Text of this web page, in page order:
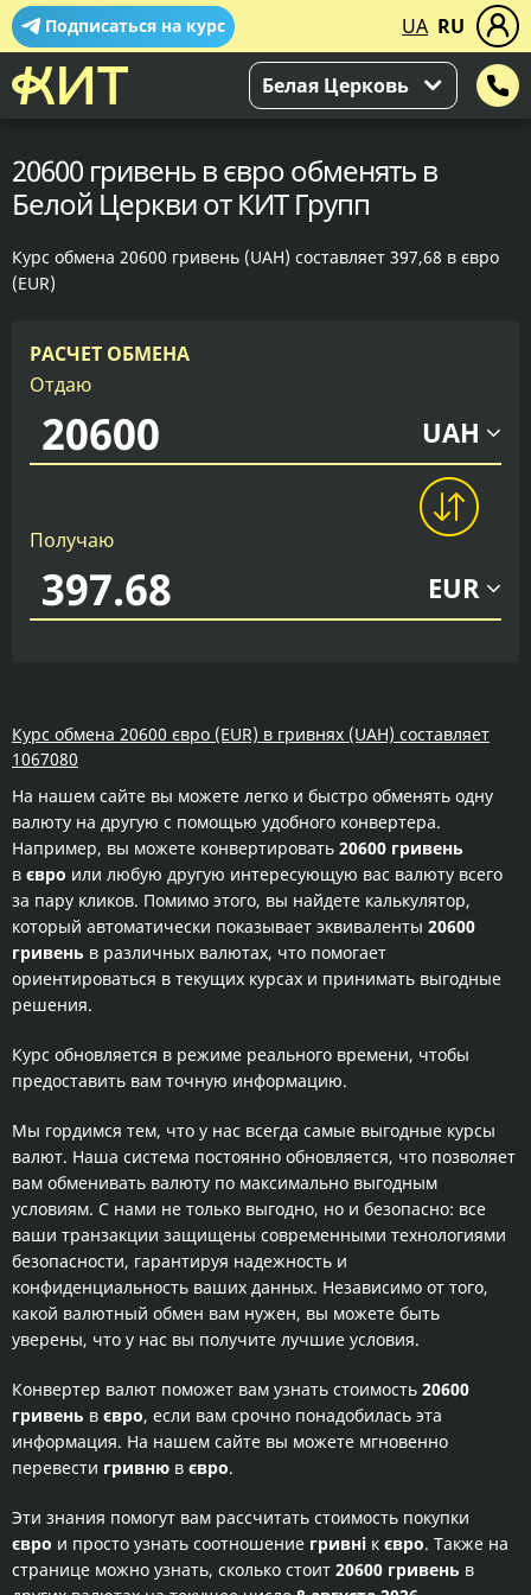
Подписаться на курс UA RU
Белая Церковь
20600 гривень в євро обменять в
Белой Церкви от КИТ Групп
Курс обмена 20600 гривень (UAH) составляет 397,68 в євро
(EUR)
РАСЧЕТ ОБМЕНА
Отдаю
UAH
Получаю
EUR
Курс обмена 20600 євро (EUR) в гривнях (UAH) составляет
1067080
На нашем сайте вы можете легко и быстро обменять одну
валюту на другую с помощью удобного конвертера.
Например, вы можете конвертировать 20600 гривень
в євро или любую другую интересующую вас валюту всего
за пару кликов. Помимо этого, вы найдете калькулятор,
который автоматически показывает эквиваленты 20600
гривень в различных валютах, что помогает
ориентироваться в текущих курсах и принимать выгодные
решения.
Курс обновляется в режиме реального времени, чтобы
предоставить вам точную информацию.
Мы гордимся тем, что у нас всегда самые выгодные курсы
валют. Наша система постоянно обновляется, что позволяет
вам обменивать валюту по максимально выгодным
условиям. С нами не только выгодно, но и безопасно: все
ваши транзакции защищены современными технологиями
безопасности, гарантируя надежность и
конфиденциальность ваших данных. Независимо от того,
какой валютный обмен вам нужен, вы можете быть
уверены, что у нас вы получите лучшие условия.
Конвертер валют поможет вам узнать стоимость 20600
гривень в євро, если вам срочно понадобилась эта
информация. На нашем сайте вы можете мгновенно
перевести гривню в євро.
Эти знания помогут вам рассчитать стоимость покупки
євро и просто узнать соотношение гривні к євро. Также на
странице можно узнать, сколько стоит 20600 гривень в